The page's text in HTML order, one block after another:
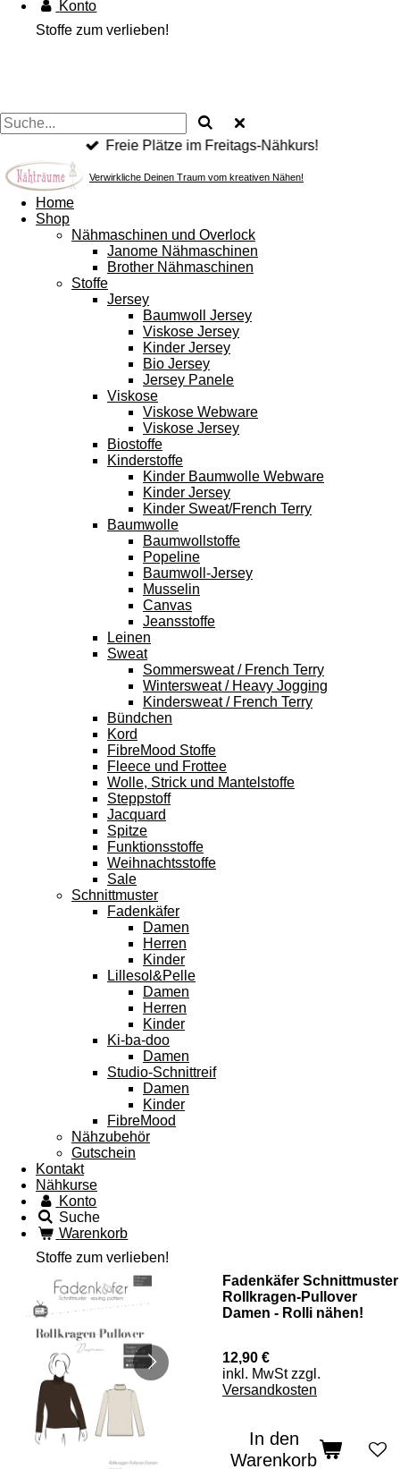
Konto
Stoffe zum verlieben!
Freie Plätze im Freitags-Nähkurs!
Verwirkliche Deinen Traum vom kreativen Nähen!
Home
Shop
Nähmaschinen und Overlock
Janome Nähmaschinen
Brother Nähmaschinen
Stoffe
Jersey
Baumwoll Jersey
Viskose Jersey
Kinder Jersey
Bio Jersey
Jersey Panele
Viskose
Viskose Webware
Viskose Jersey
Biostoffe
Kinderstoffe
Kinder Baumwolle Webware
Kinder Jersey
Kinder Sweat/French Terry
Baumwolle
Baumwollstoffe
Popeline
Baumwoll-Jersey
Musselin
Canvas
Jeansstoffe
Leinen
Sweat
Sommersweat / French Terry
Wintersweat / Heavy Jogging
Kindersweat / French Terry
Bündchen
Kord
FibreMood Stoffe
Fleece und Frottee
Wolle, Strick und Mantelstoffe
Steppstoff
Jacquard
Spitze
Funktionsstoffe
Weihnachtsstoffe
Sale
Schnittmuster
Fadenkäfer
Damen
Herren
Kinder
Lillesol&Pelle
Damen
Herren
Kinder
Ki-ba-doo
Damen
Studio-Schnittreif
Damen
Kinder
FibreMood
Nähzubehör
Gutschein
Kontakt
Nähkurse
Konto
Suche
Warenkorb
Stoffe zum verlieben!
Fadenkäfer Schnittmuster
Rollkragen-Pullover
Damen - Rolli nähen!
12,90 €
inkl. MwSt zzgl.
Versandkosten
In den
Warenkorb